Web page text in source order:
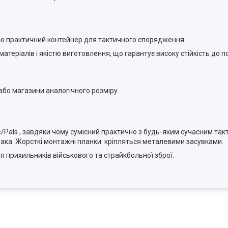
контейнер для тактичного спорядження.
і якістю виготовлення, що гарантує високу стійкість
магазини аналогічного розміру.
, завдяки чому сумісний практично з будь-яким сучасним
Жорсткі монтажні планки кріпляться металевими засувками.
військового та страйкбольної зброї.